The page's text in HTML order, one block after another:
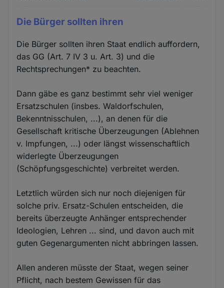
Die Bürger sollten ihren
Die Bürger sollten ihren Staat endlich auffordern,
das GG (Art. 7 IV 3 u. Art. 3) und die
Rechtsprechungen* zu beachten.
Dann gäbe es ganz bestimmt sehr viel weniger
Ersatzschulen (insbes. Waldorfschulen,
Bekenntnisschulen, ...), an denen für die
Gesellschaft kritische Überzeugungen (Ablehnen
v. Impfungen, ...) oder längst wissenschaftlich
widerlegte Überzeugungen
(Schöpfungsgeschichte) verbreitet werden.
Letztlich würden sich nur noch diejenigen für
solche priv. Ersatz-Schulen entscheiden, die
bereits überzeugte Anhänger entsprechender
Ideologien, Lehren ... sind, und davon auch mit
guten Gegenargumenten nicht abbringen lassen.
Allen anderen müsste der Staat, wegen seiner
Pflicht, nach bestem Gewissen für das